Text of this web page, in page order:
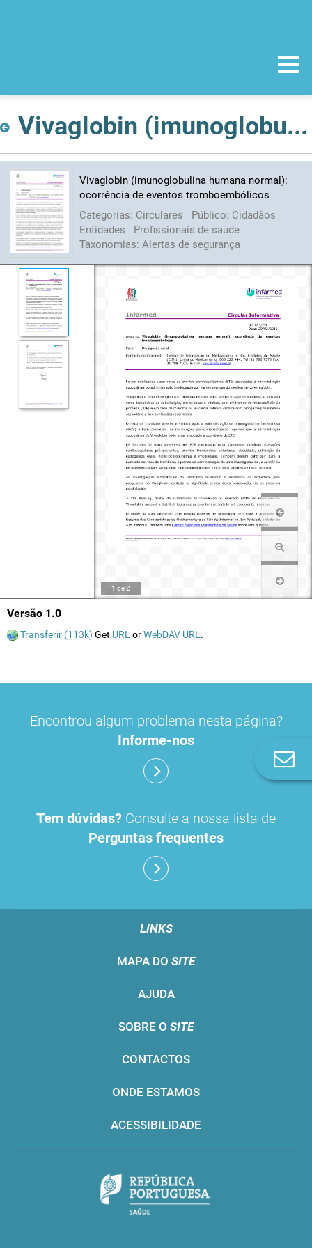
Vivaglobin (imunoglobulina humana normal): ocorrência de eventos tromboembólicos
Vivaglobin (imunoglobulina humana normal):
ocorrência de eventos tromboembólicos
Categorias: Circulares Público: Cidadãos
Entidades
Profissionais de saúde
Taxonomias: Alertas de segurança
1 de2
Versão 1.0
Transferir (113k) Get URL orWebDAV URL .
Encontrou algum problema nesta página?
Informe-nos
Tem dúvidas? Consulte a nossa lista de
Perguntas frequentes
LINKS
MAPA DO SITE
AJUDA
SOBRE O SITE
CONTACTOS
ONDE ESTAMOS
ACESSIBILIDADE